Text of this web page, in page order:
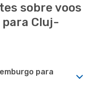
sobre voos
Cluj-
para